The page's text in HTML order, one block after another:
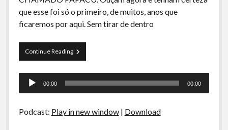
Preliminares
que esse foi só o primeiro, de muitos, anos que
ficaremos por aqui. Sem tirar de dentro
Continue ReadingCurva
de
–
Chamado
Tocador
00:00 00:00
Podcast: Play in new window| Download